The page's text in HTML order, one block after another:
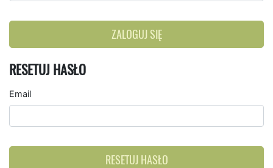
ZALOGUJ SIĘ
RESETUJ HASŁO
Email
RESETUJ HASŁO